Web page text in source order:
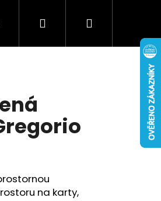
PřihlášeníNákupní
na karty,